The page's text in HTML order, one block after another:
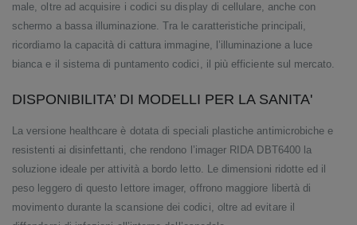
male, oltre ad acquisire i codici su display di cellulare, anche con
schermo a bassa illuminazione. Tra le caratteristiche principali,
ricordiamo la capacità di cattura immagine, l’illuminazione a luce
bianca e il sistema di puntamento codici, il più efficiente sul mercato.
DISPONIBILITA’ DI MODELLI PER LA SANITA'
La versione healthcare è dotata di speciali plastiche antimicrobiche e
resistenti ai disinfettanti, che rendono l’imager RIDA DBT6400 la
soluzione ideale per attività a bordo letto. Le dimensioni ridotte ed il
peso leggero di questo lettore imager, offrono maggiore libertà di
movimento durante la scansione dei codici, oltre ad evitare il